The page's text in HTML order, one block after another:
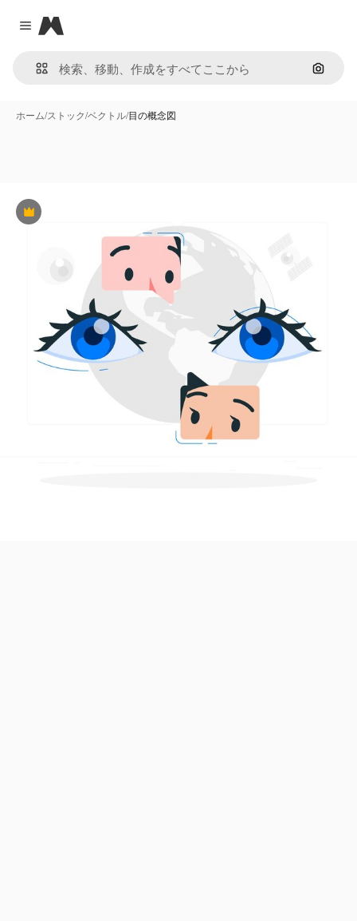
Close menu
Magnific
画像で
ホーム/ストック/ベクトル/目の概念図
Premium